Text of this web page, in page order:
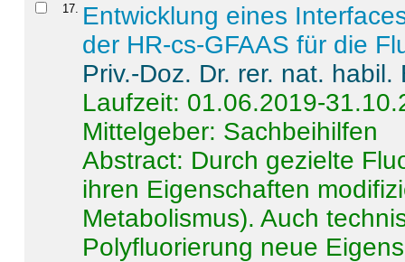
17
Entwicklung eines
der HR-cs-GFAAS für die
Priv.-Doz. Dr. rer. nat.
Laufzeit: 01.06.2019-
Mittelgeber: Sachbeihilfen
Abstract: Durch gezielte
ihren Eigenschaften
Metabolismus). Auch
Polyfluorierung neue